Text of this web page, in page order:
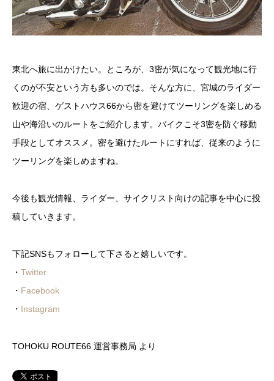
東北へ旅に出かけたい。ところが、3密が気になって観光地に行
くのが不安という方も多いのでは。そんな方に、宮城のライダー
歓迎の宿、ゲストハウス66から密を避けてツーリングを楽しめる
山や海沿いのルートをご紹介します。バイクこそ3密を防ぐ移動
手段としてオススメ。密を避けたルートにすれば、従来のように
ツーリングを楽しめますね。
今後も観光情報、ライダー、サイクリスト向けの記事を中心に投
稿していきます。
下記SNSもフォローして下さると嬉しいです。
・ Twitter
・ Facebook
・ Instagram
TOHOKU ROUTE66 運営事務局 より